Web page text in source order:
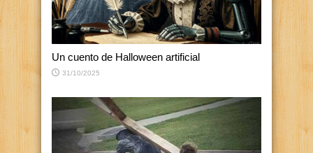
Un cuento de Halloween artificial
31/10/2025